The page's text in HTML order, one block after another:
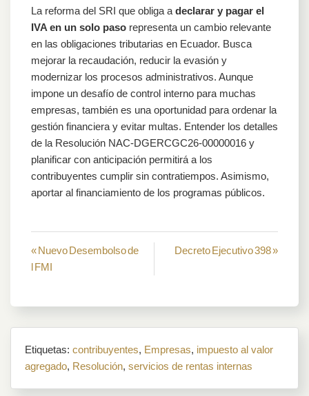
La reforma del SRI que obliga a declarar y pagar el
IVA en un solo paso representa un cambio relevante
en las obligaciones tributarias en Ecuador. Busca
mejorar la recaudación, reducir la evasión y
modernizar los procesos administrativos. Aunque
impone un desafío de control interno para muchas
empresas, también es una oportunidad para ordenar la
gestión financiera y evitar multas. Entender los detalles
de la Resolución NAC‑DGERCGC26‑00000016 y
planificar con anticipación permitirá a los
contribuyentes cumplir sin contratiempos. Asimismo,
aportar al financiamiento de los programas públicos.
Navegación
de
« Nuevo Desembolso de
l FMI
Decreto Ejecutivo 398 »
Etiquetas: contribuyentes, Empresas, impuesto al valor
agregado, Resolución, servicios de rentas internas